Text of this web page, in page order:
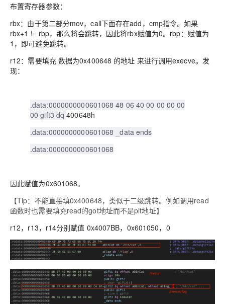
布置寄存器参数：
rbx：由于第二部分mov，call下面存在add，cmp指令。如果
rbx+1 != rbp，那么将会跳转，因此将rbx赋值为0。rbp：赋值为
1，即可避免跳转。
r12：需要填充 数据为0x400648 的地址 来进行调用execve。发
现：
.data:0000000000601068 48 06 40 00 00 00 00
00 gift3 dq400648h
.data:0000000000601068 _data ends
.data:0000000000601068
因此赋值为0x601068。
【Tip：不能直接填0x400648，类似于二级跳转。例如调用read
函数时也需要填充read的got地址而不是plt地址】
r12，r13，r14分别赋值 0x4007BB，0x601050，0